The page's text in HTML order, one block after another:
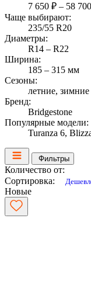
7 650 ₽ – 58
Чаще выбирают:
235/55 R20
Диаметры:
R14 – R22
Ширина:
185 – 315 мм
Сезоны:
летние,
Бренд:
Bridgestone
Популярные модели:
Turanza 6,
Фильтры
Количество от:
Сортировка:
Новые